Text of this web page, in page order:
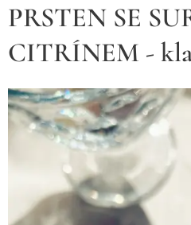
PRSTEN SE
CITRÍNEM -